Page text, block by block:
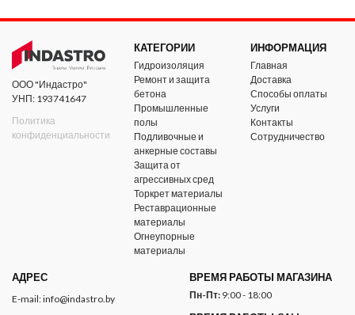
ООО "Индастро"
УНП: 193741647
Политика
конфиденциальности
КАТЕГОРИИ
Гидроизоляция
Ремонт и защита
бетона
Промышленные
полы
Подливочные и
анкерные составы
Защита от
агрессивных сред
Торкрет материалы
Реставрационные
материалы
Огнеупорные
материалы
ИНФОРМАЦИЯ
Главная
Доставка
Способы оплаты
Услуги
Контакты
Сотрудничество
АДРЕС
E-mail:info@indastro.by
ВРЕМЯ РАБОТЫ МАГАЗИНА
Пн-Пт: 9:00 - 18:00